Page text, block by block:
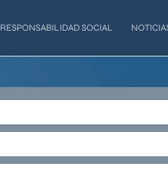
RESPONSABILIDAD SOCIAL